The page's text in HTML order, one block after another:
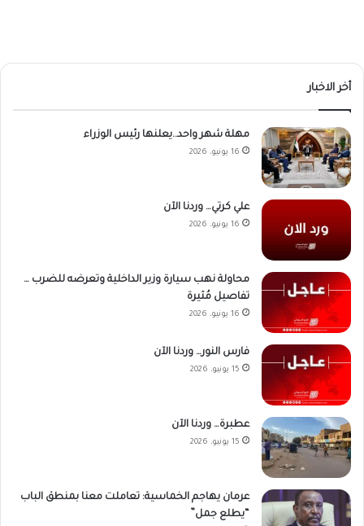
أخر الاخبار
مهلة شهر واحد..يعلنها رئيس الوزراء
16 يونيو، 2026
علي كرتي… وردنا الآن
16 يونيو، 2026
محاولة نهب سيارة وزير الداخلية وتعرضه للضرب …
تفاصيل مُثيرة
16 يونيو، 2026
فارس النور… وردنا الآن
15 يونيو، 2026
عطبرة… وردنا الآن
15 يونيو، 2026
عرمان يهاجم الخماسية: تعاملت معنا بمنطق الباب
“يطلع جمل”